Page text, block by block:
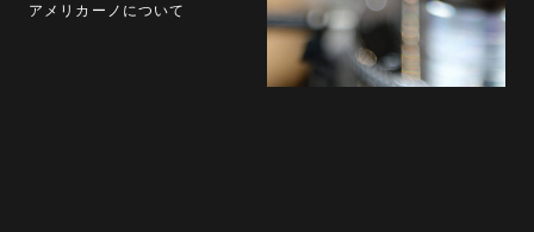
アメリカーノについて